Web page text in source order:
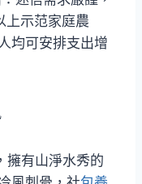
示范家庭農
均可安排支出增
擁有山淨水秀的